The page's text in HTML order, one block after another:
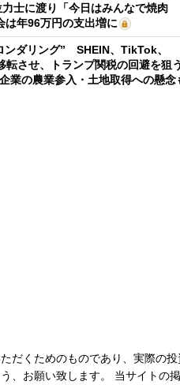
力士に渡り「今日はみんなで焼肉
年96万円の支出増に
ンダリング” SHEIN、TikTok、
させ、トランプ関税の回避を狙
業の農業参入・土地取得への懸念
だくためのものであり、実際の投
、お願い致します。 当サイトの